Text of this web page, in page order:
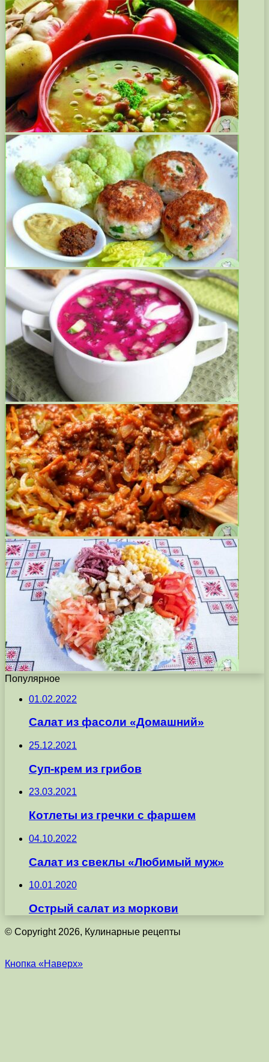
Популярное
01.02.2022
Салат из фасоли «Домашний»
25.12.2021
Суп-крем из грибов
23.03.2021
Котлеты из гречки с фаршем
04.10.2022
Салат из свеклы «Любимый муж»
10.01.2020
Острый салат из моркови
© Copyright 2026, Кулинарные рецепты
Кнопка «Наверх»